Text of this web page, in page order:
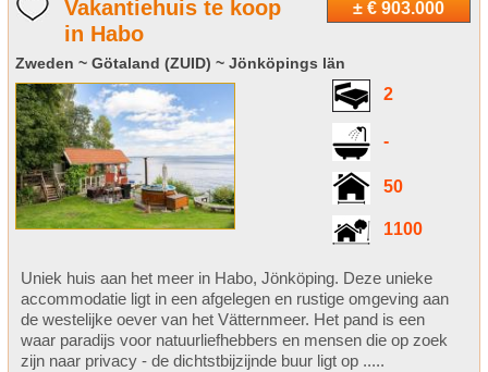
± € 903.000
Vakantiehuis te koop
in Habo
Zweden ~ Götaland (ZUID) ~ Jönköpings län
2
-
50
1100
Uniek huis aan het meer in Habo, Jönköping. Deze unieke
accommodatie ligt in een afgelegen en rustige omgeving aan
de westelijke oever van het Vätternmeer. Het pand is een
waar paradijs voor natuurliefhebbers en mensen die op zoek
zijn naar privacy - de dichtstbijzijnde buur ligt op .....